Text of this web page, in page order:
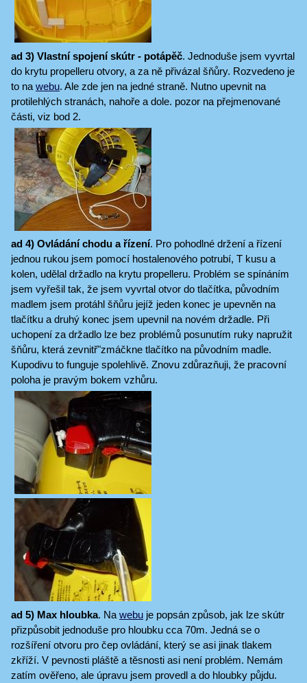
ad 3) Vlastní spojení skútr - potápěč. Jednoduše jsem vyvrtal
do krytu propelleru otvory, a za ně přivázal šňůry. Rozvedeno je
to na webu. Ale zde jen na jedné straně. Nutno upevnit na
protilehlých stranách, nahoře a dole. pozor na přejmenované
části, viz bod 2.
ad 4) Ovládání chodu a řízení. Pro pohodlné držení a řízení
jednou rukou jsem pomocí hostalenového potrubí, T kusu a
kolen, udělal držadlo na krytu propelleru. Problém se spínáním
jsem vyřešil tak, že jsem vyvrtal otvor do tlačítka, původním
madlem jsem protáhl šňůru jejíž jeden konec je upevněn na
tlačítku a druhý konec jsem upevnil na novém držadle. Při
uchopení za držadlo lze bez problémů posunutím ruky napružit
šňůru, která zevnitř"zmáčkne tlačítko na původním madle.
Kupodivu to funguje spolehlivě. Znovu zdůrazňuji, že pracovní
poloha je pravým bokem vzhůru.
ad 5) Max hloubka. Na webu je popsán způsob, jak lze skútr
přizpůsobit jednoduše pro hloubku cca 70m. Jedná se o
rozšíření otvoru pro čep ovládání, který se asi jinak tlakem
zkříží. V pevnosti pláště a těsnosti asi není problém. Nemám
zatím ověřeno, ale úpravu jsem provedl a do hloubky půjdu.